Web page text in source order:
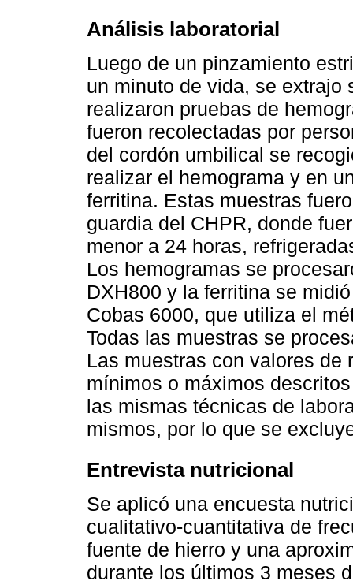
Análisis laboratorial
Luego de un pinzamiento
un minuto de vida, se extrajo
realizaron pruebas de
fueron recolectadas por
del cordón umbilical se
realizar el hemograma y en
ferritina. Estas muestras
guardia del CHPR, donde
menor a 24 horas,
Los hemogramas se
DXH800 y la ferritina se
Cobas 6000, que utiliza el
Todas las muestras se
Las muestras con valores de
mínimos o máximos
las mismas técnicas de
mismos, por lo que se
Entrevista nutricional
Se aplicó una encuesta
cualitativo-cuantitativa de
fuente de hierro y una
durante los últimos 3 meses